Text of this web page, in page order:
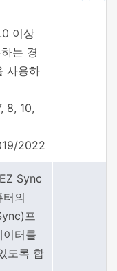
이상
는 경
사용하
8, 10,
2022
Sync
의
프
이터를
도록 합